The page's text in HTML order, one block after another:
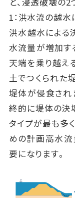
1：洪水流の越水
洪水越水による
水流量が増加す
天端を乗り越え
土でつくられた
堤体が侵食され
終的に堤体の決
タイプが最も多
めの計画高水
要になります。